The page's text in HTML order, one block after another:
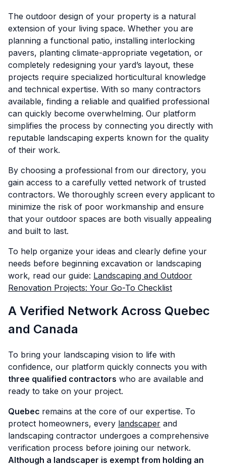
The outdoor design of your property is a natural
extension of your living space. Whether you are
planning a functional patio, installing interlocking
pavers, planting climate-appropriate vegetation, or
completely redesigning your yard’s layout, these
projects require specialized horticultural knowledge
and technical expertise. With so many contractors
available, finding a reliable and qualified professional
can quickly become overwhelming. Our platform
simplifies the process by connecting you directly with
reputable landscaping experts known for the quality
of their work.
By choosing a professional from our directory, you
gain access to a carefully vetted network of trusted
contractors. We thoroughly screen every applicant to
minimize the risk of poor workmanship and ensure
that your outdoor spaces are both visually appealing
and built to last.
To help organize your ideas and clearly define your
needs before beginning excavation or landscaping
work, read our guide: Landscaping and Outdoor
Renovation Projects: Your Go-To Checklist
A Verified Network Across Quebec
and Canada
To bring your landscaping vision to life with
confidence, our platform quickly connects you with
three qualified contractors who are available and
ready to take on your project.
Quebec remains at the core of our expertise. To
protect homeowners, every landscaper and
landscaping contractor undergoes a comprehensive
verification process before joining our network.
Although a landscaper is exempt from holding an